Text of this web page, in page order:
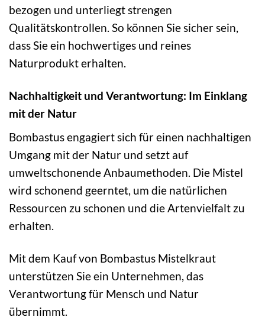
bezogen und unterliegt strengen
Qualitätskontrollen. So können Sie sicher sein,
dass Sie ein hochwertiges und reines
Naturprodukt erhalten.
Nachhaltigkeit und Verantwortung: Im Einklang
mit der Natur
Bombastus engagiert sich für einen nachhaltigen
Umgang mit der Natur und setzt auf
umweltschonende Anbaumethoden. Die Mistel
wird schonend geerntet, um die natürlichen
Ressourcen zu schonen und die Artenvielfalt zu
erhalten.
Mit dem Kauf von Bombastus Mistelkraut
unterstützen Sie ein Unternehmen, das
Verantwortung für Mensch und Natur
übernimmt.